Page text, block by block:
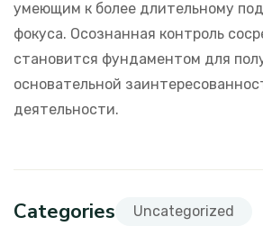
умеющим к более длительному
фокуса. Осознанная контроль
становится фундаментом для
основательной
деятельности.
Categories Uncategorized